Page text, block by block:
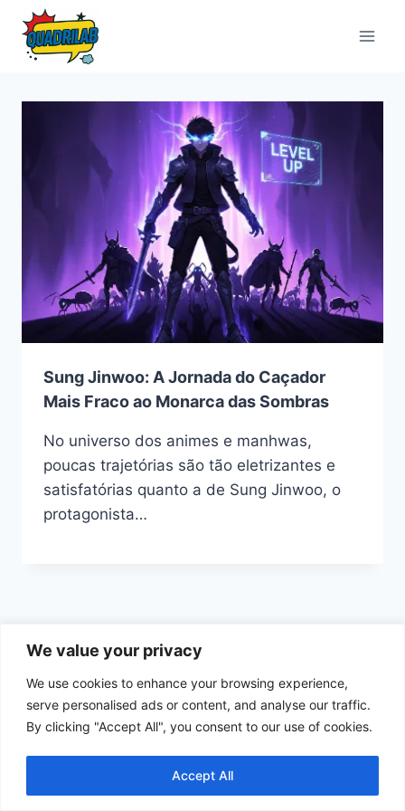
We value your privacy
We use cookies to enhance your browsing experience,
serve personalised ads or content, and analyse our traffic.
By clicking "Accept All", you consent to our use of cookies.
Accept All
Pular
para
Sung Jinwoo: A Jornada do Caçador
Mais Fraco ao Monarca das Sombras
No universo dos animes e manhwas,
poucas trajetórias são tão eletrizantes e
satisfatórias quanto a de Sung Jinwoo, o
protagonista…
Início
Política de Cookies
Política de Privacidade
Termos e Condições de Uso